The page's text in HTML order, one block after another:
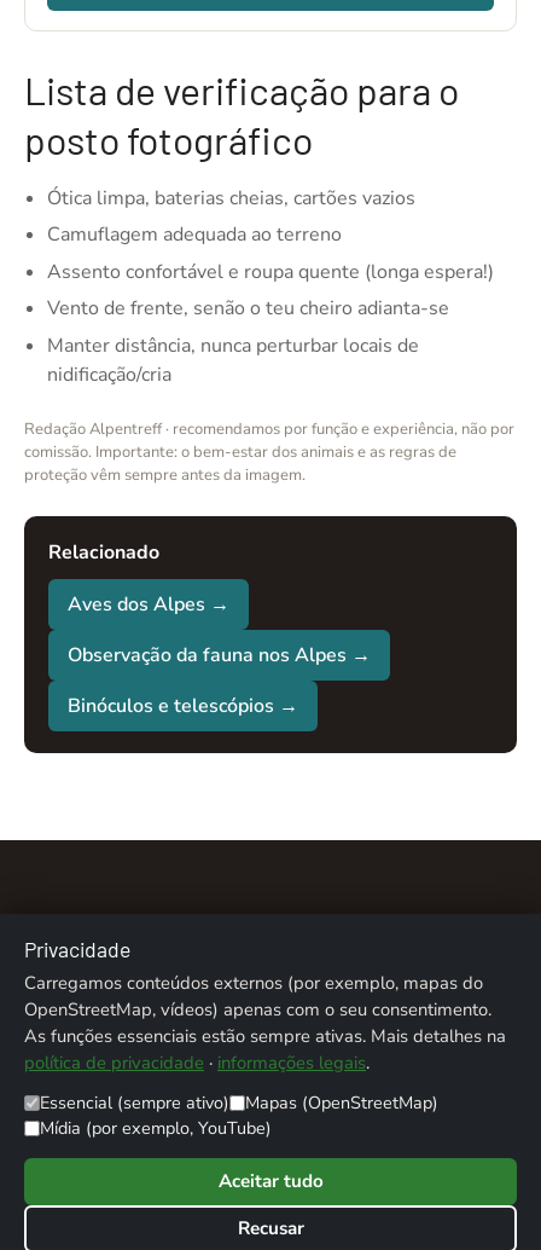
Lista de verificação para o
posto fotográfico
Ótica limpa, baterias cheias, cartões vazios
Camuflagem adequada ao terreno
Assento confortável e roupa quente (longa espera!)
Vento de frente, senão o teu cheiro adianta-se
Manter distância, nunca perturbar locais de
nidificação/cria
Redação Alpentreff · recomendamos por função e experiência, não por
comissão. Importante: o bem-estar dos animais e as regras de
proteção vêm sempre antes da imagem.
Relacionado
Aves dos Alpes →
Observação da fauna nos Alpes →
Binóculos e telescópios →
Sobre nós Contacto Ficha técnica
Privacidade
Créditos fotográficos
© 2026 ALPENTREFF · POWERED BYMIKO24 - IT SERVICE
Privacidade
Carregamos conteúdos externos (por exemplo, mapas do
OpenStreetMap, vídeos) apenas com o seu consentimento.
As funções essenciais estão sempre ativas. Mais detalhes na
política de privacidade · informações legais.
Essencial (sempre ativo)
Mapas (OpenStreetMap)
Mídia (por exemplo, YouTube)
Aceitar tudo
Recusar
Werbung / Affiliate-Links: Als Amazon-Partner verdiene ich an qualifizierten